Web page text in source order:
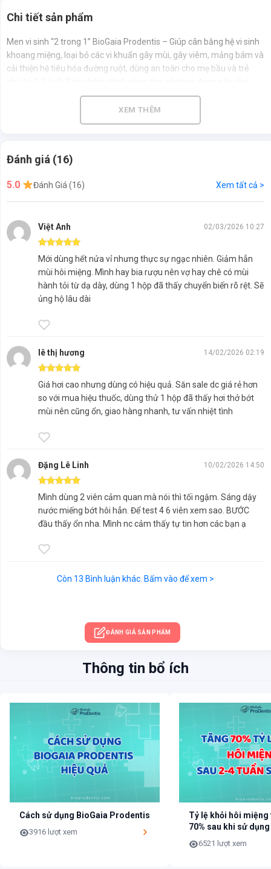
Chi tiết sản phẩm
Men vi sinh “2 trong 1” BioGaia Prodentis – Giúp cân bằng hệ vi sinh
khoang miệng, loại bỏ các vi khuẩn gây mùi, gây viêm, mảng bám và
cải thiện hệ tiêu hóa đường ruột, dùng an toàn cho mẹ bầu và trẻ
vấn đề về răng miệng như:
– Viêm nha chu.
– Sâu sún răng.
– Tụt lợi.
Ngoài ra, lợi khuẩn có trong viên ngậm cũng giúp bạn cải thiện một
số vấn đề tiêu hóa đường ruột như:
– Trào ngược dạ dày.
– Đau bụng chức năng.
– Ruột kích thích.
Men vi sinh “2trong1” cải thiện sức khoẻ răng miệng và tiêu hoá
– Xuất xứ: Thụy Điển.
– Thương hiệu: BioGaia.
– Trọng lượng: 800mg/viên, vỉ 10 viên,hộp 3 vỉ (tổng 30 viên).
– Giấy phép: 30338/2017/ATTP-XNCB.
XEM THÊM
Đánh giá (16)
5.0 Đánh Giá (16) Xem tất cả >
Việt Anh 02/03/2026 10:27
Được xếp hạng 5 sao
Mới dùng hết nửa vỉ nhưng thực sự ngạc nhiên. Giảm hẳn
mùi hôi miệng. Mình hay bia rượu nên vợ hay chê có mùi
hành tỏi từ dạ dày, dùng 1 hộp đã thấy chuyển biến rõ rệt. Sẽ
ủng hộ lâu dài
lê thị hương 14/02/2026 02:19
Được xếp hạng 5 sao
Giá hơi cao nhưng dùng có hiệu quả. Săn sale dc giá rẻ hơn
so với mua hiệu thuốc, dùng thử 1 hộp đã thấy hơi thở bớt
mùi nên cũng ổn, giao hàng nhanh, tư vấn nhiệt tình
Đặng Lê Linh 10/02/2026 14:50
Được xếp hạng 5 sao
Mình dùng 2 viên cảm quan mà nói thì tối ngậm. Sáng dậy
nước miếng bớt hôi hẳn. Để test 4 6 viên xem sao. BƯỚC
đầu thấy ổn nha. Mình nc cảm thấy tự tin hơn các bạn ạ
Còn 13 Bình luận khác. Bấm vào để xem >
ĐÁNH GIÁ SẢN PHẨM
Thông tin bổ ích
Cách sử dụng BioGaia Prodentis
3916 lượt xem
Tỷ lệ khỏi hôi miệng
70% sau khi sử
Prodentis
6521 lượt xem